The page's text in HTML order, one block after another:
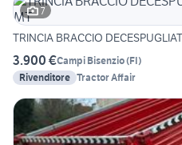
7
TRINCIA BRACCIO
3.900 €Campi Bisenzio(FI)
Rivenditore Tractor Affair